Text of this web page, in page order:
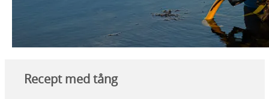
Recept med tång